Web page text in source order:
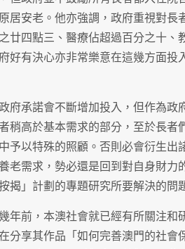
居安老。他亦強調，政府重視對長
廿四點三、醫療佔超過百分之十、
好有決心亦非常樂意在這幾方面投
府承諾會不斷增加投入，但作為政
稍高於基本需求的部分，至於長者
予以特殊的照顧。否則必會衍生出
老需求，勢必還是回到對自身財力
揭」計劃的專題研究所要解決的問
年前，本澳社會就已經有所關注和
分享其作品「如何完善澳門的社會